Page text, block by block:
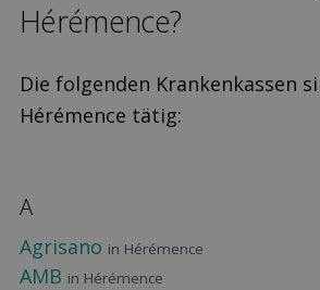
Hérémence?
Die folgenden Krankenkassen
Hérémence tätig:
A
Agrisano in Hérémence
AMB in Hérémence